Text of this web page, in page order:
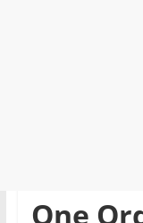
One